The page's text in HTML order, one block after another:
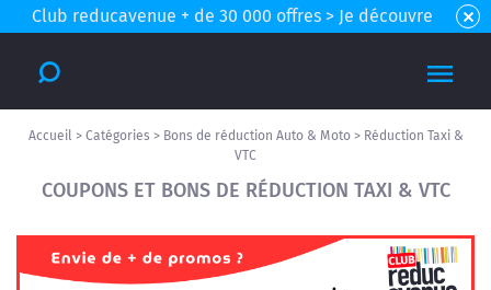
Club reducavenue + de 30 000 offres > Je découvre
Accueil > Catégories > Bons de réduction Auto & Moto> Réduction Taxi &
VTC
COUPONS ET BONS DE RÉDUCTION TAXI & VTC